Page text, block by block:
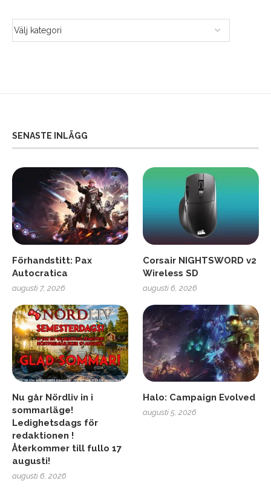
SENASTE INLÄGG
Förhandstitt: Pax
Autocratica
augusti 7, 2026
Corsair NIGHTSWORD v2
Wireless SD
augusti 6, 2026
Nu går Nördliv in i
sommarläge!
Ledighetsdags för
redaktionen !
Återkommer till fullo 17
augusti!
augusti 6, 2026
Halo: Campaign Evolved
augusti 5, 2026